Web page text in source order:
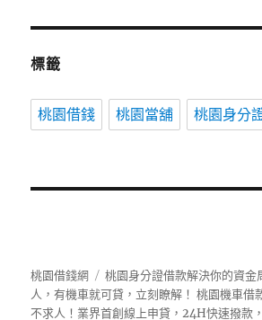
標籤
桃園借錢 桃園當舖 桃園身分
桃園借錢網
桃園身分證借款解決你的資金
人，有機車就可貸，立刻瞭解！ 桃園機車借
不求人！業界首創線上申貸，24H快速撥款